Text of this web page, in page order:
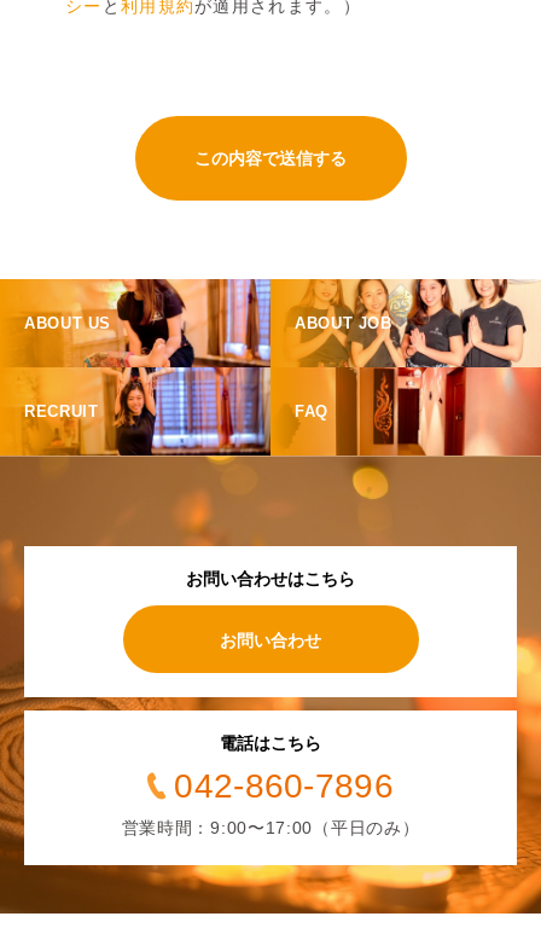
シー と 利用規約が適用されます。）
ABOUT US ABOUT JOB
RECRUIT FAQ
お問い合わせはこちら
お問い合わせ
電話はこちら
042-860-7896
営業時間：9:00〜17:00（平日のみ）